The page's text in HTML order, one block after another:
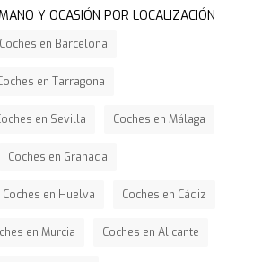
Y OCASIÓN POR LOCALIZACIÓN
Coches en Barcelona
en Tarragona
en Sevilla Coches en Málaga
Coches en Granada
Coches en Huelva Coches en Cádiz
en Murcia Coches en Alicante